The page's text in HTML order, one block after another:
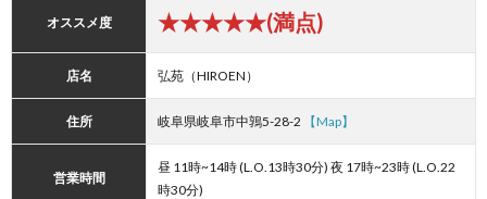
オススメ度 ★★★★★(満点)
店名 弘苑（HIROEN）
住所 岐阜県岐阜市中鶉5-28-2 【Map】
営業時間
昼 11時~14時 (L.O.13時30分) 夜 17時~23時 (L.O.22
時30分)